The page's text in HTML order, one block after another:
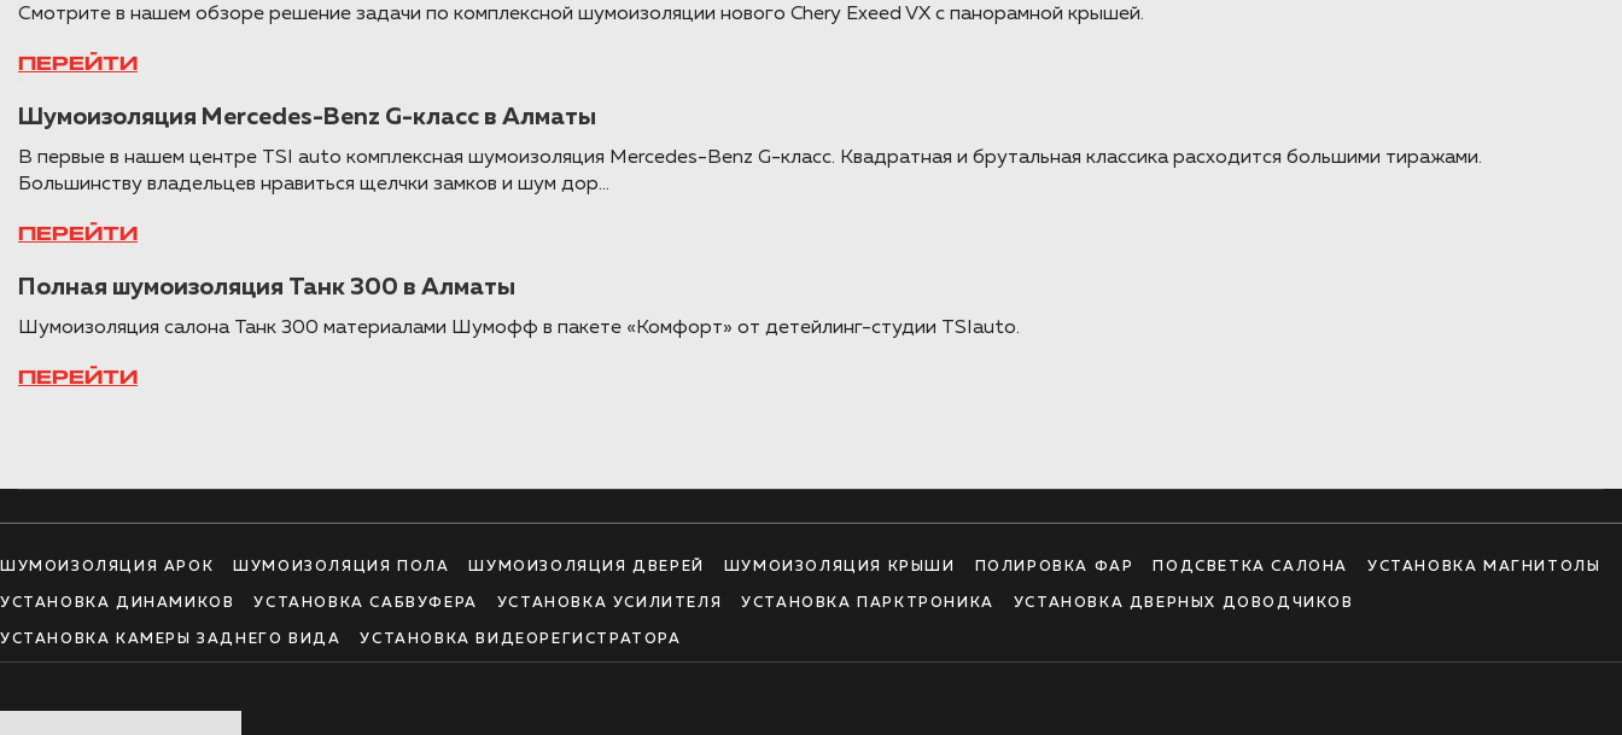
Смотрите в нашем обзоре решение задачи по комплексной шумоизоляции нового Chery Exeed VX с панорамной крышей.
ПЕРЕЙТИ
Шумоизоляция Mercedes-Benz G-класс в Алматы
В первые в нашем центре TSI auto комплексная шумоизоляция Mercedes-Benz G-класс. Квадратная и брутальная классика расходится большими тиражами.
Большинству владельцев нравиться щелчки замков и шум дор...
ПЕРЕЙТИ
Полная шумоизоляция Танк 300 в Алматы
Шумоизоляция салона Танк 300 материалами Шумофф в пакете «Комфорт» от детейлинг-студии TSIauto.
ПЕРЕЙТИ
ШУМОИЗОЛЯЦИЯ АРОК ШУМОИЗОЛЯЦИЯ ПОЛА ШУМОИЗОЛЯЦИЯ ДВЕРЕЙ ШУМОИЗОЛЯЦИЯ КРЫШИ ПОЛИРОВКА ФАР ПОДСВЕТКА САЛОНА УСТАНОВКА МАГНИТОЛЫ
УСТАНОВКА ДИНАМИКОВ УСТАНОВКА САБВУФЕРА УСТАНОВКА УСИЛИТЕЛЯ УСТАНОВКА ПАРКТРОНИКА УСТАНОВКА ДВЕРНЫХ ДОВОДЧИКОВ
УСТАНОВКА КАМЕРЫ ЗАДНЕГО ВИДА УСТАНОВКА ВИДЕОРЕГИСТРАТОРА